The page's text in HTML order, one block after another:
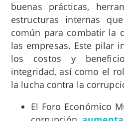
buenas prácticas,
estructuras internas
común para combatir la
las empresas. Este pilar
los costos y
integridad, así como el
la lucha contra la
El Foro Económico